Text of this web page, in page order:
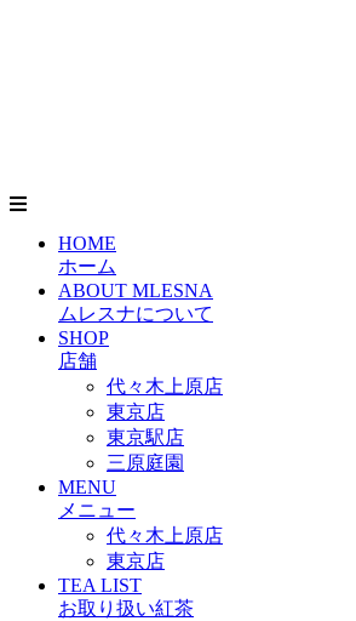
HOME
ホーム
ABOUT MLESNA
ムレスナについて
SHOP
店舗
代々木上原店
東京店
東京駅店
三原庭園
MENU
メニュー
代々木上原店
東京店
TEA LIST
お取り扱い紅茶